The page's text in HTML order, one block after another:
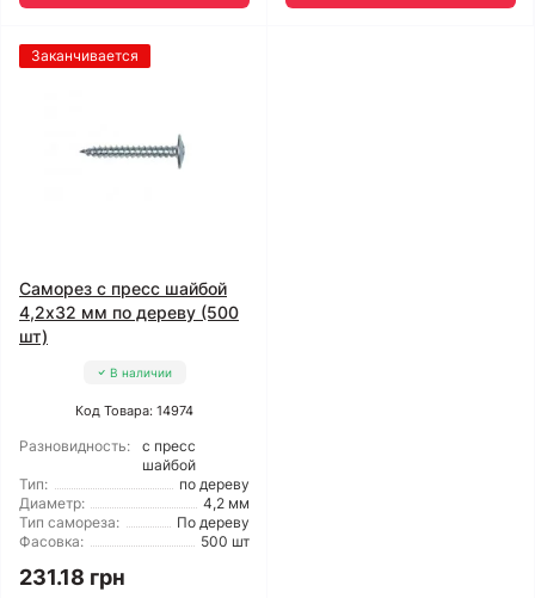
Заканчивается
Саморез с пресс шайбой
4,2x32 мм по дереву (500
шт)
В наличии
Код Товара: 14974
Разновидность:
с пресс
шайбой
Тип:
по дереву
Диаметр:
4,2 мм
Тип самореза:
По дереву
Фасовка:
500 шт
231.18 грн